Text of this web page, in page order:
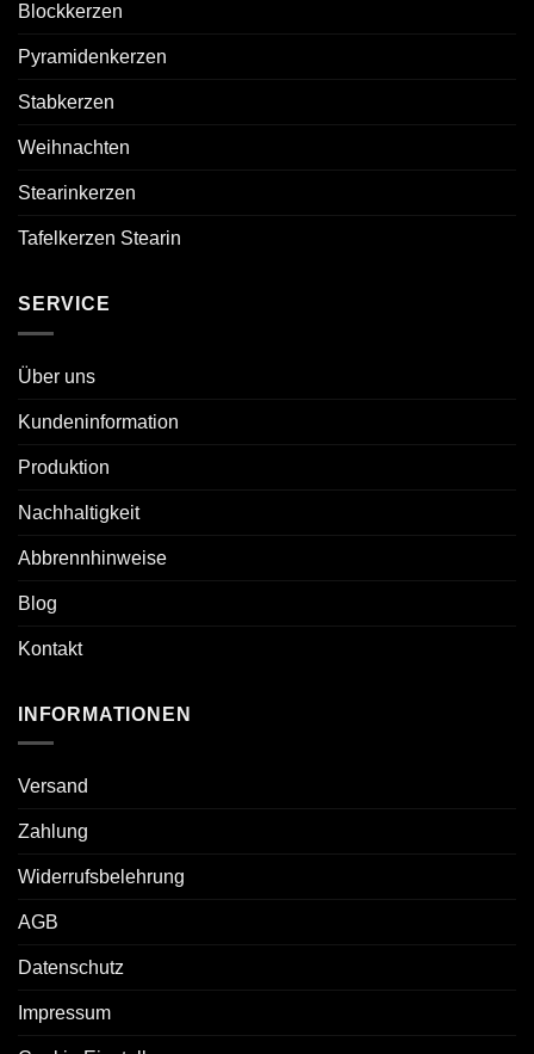
Blockkerzen
Pyramidenkerzen
Stabkerzen
Weihnachten
Stearinkerzen
Tafelkerzen Stearin
SERVICE
Über uns
Kundeninformation
Produktion
Nachhaltigkeit
Abbrennhinweise
Blog
Kontakt
INFORMATIONEN
Versand
Zahlung
Widerrufsbelehrung
AGB
Datenschutz
Impressum